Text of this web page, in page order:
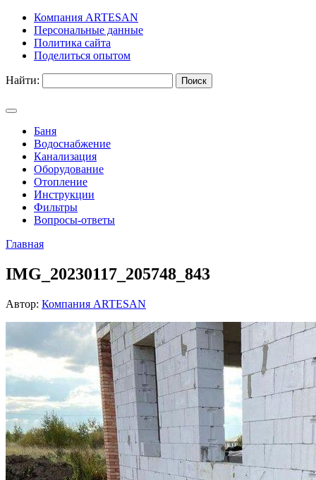
Компания ARTESAN
Персональные данные
Политика сайта
Поделиться опытом
Найти:
Баня
Водоснабжение
Канализация
Оборудование
Отопление
Инструкции
Фильтры
Вопросы-ответы
Главная
IMG_20230117_205748_843
Автор: Компания ARTESAN